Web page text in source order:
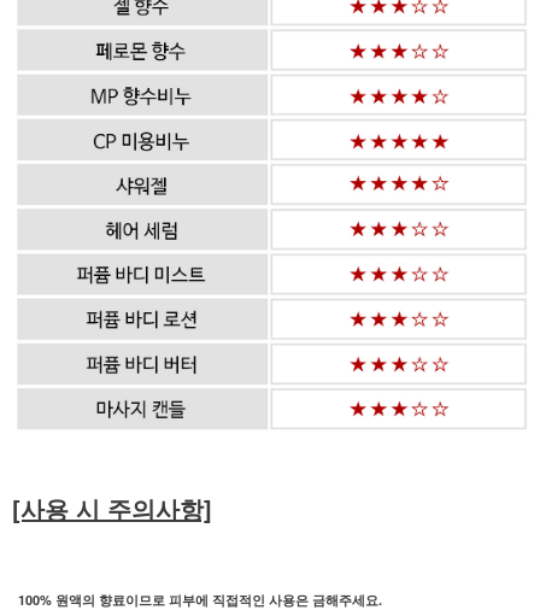
[사용 시 주의사항]
100% 원액의 향료이므로 피부에 직접적인 사용은 금해주세요.